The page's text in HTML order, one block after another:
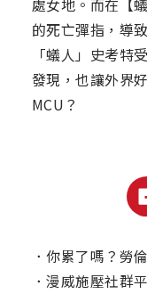
處女地。而在【
的死亡彈指，導
「蟻人」史考特
發現，也讓外界
MCU？
． 你累了嗎？勞
． 漫威施壓社群